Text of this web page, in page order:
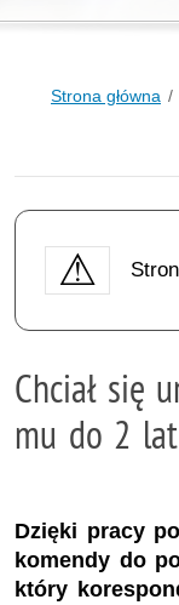
Strona główna
Chciał się
mu do 2
Dzięki pracy
komendy do
który